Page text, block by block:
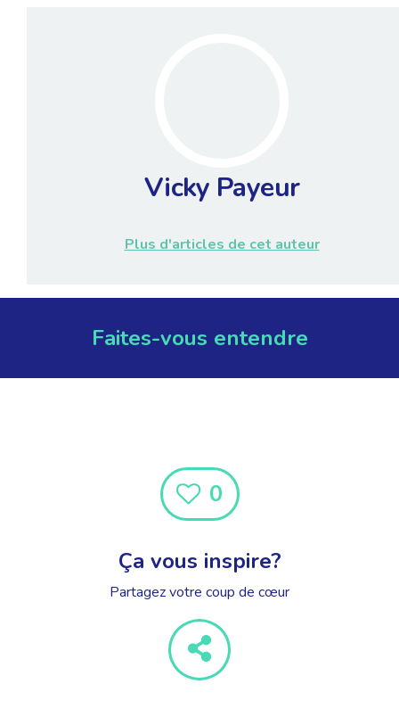
Vicky Payeur
Plus d'articles de cet auteur
Faites-vous entendre
0
Ça vous inspire?
Partagez votre coup de cœur